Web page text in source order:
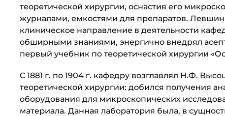
теоретической хирур­гии, оснастив его
журналами, емкостями для препаратов.
клиническое направление в деятельности
обширными знаниями, энер­гично внедрял
первый учебник по теоретической хирургии
С 1881 г. по 1904 г. кафедру возглавлял Н.Ф.
теоретической хирургии: добился получения
оборудования для микроскопи­ческих
материала. Данная лаборатория была, в